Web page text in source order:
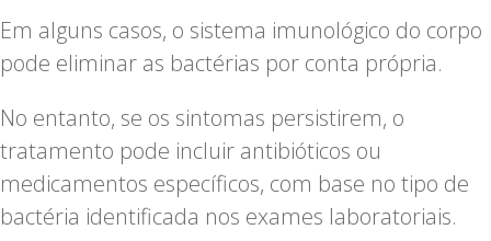
Em alguns casos, o sistema imunológico do corpo
pode eliminar as bactérias por conta própria.
No entanto, se os sintomas persistirem, o
tratamento pode incluir antibióticos ou
medicamentos específicos, com base no tipo de
bactéria identificada nos exames laboratoriais.